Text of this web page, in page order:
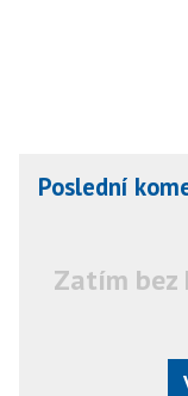
Poslední
Zatím bez